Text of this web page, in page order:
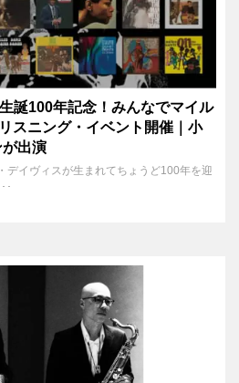
誕100年記念！みんなでマイル
スニング・イベント開催｜小
が出演
デイヴィスが生まれてちょうど100年を迎
･